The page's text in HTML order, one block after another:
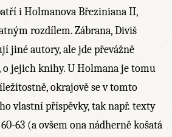
i Holmanova Březiniana II,
rozdílem. Zábrana, Diviš
jiné autory, ale jde převážně
jejich knihy. U Holmana je tomu
okrajově se v tomto
vlastní příspěvky, tak např. texty
63 (a ovšem ona nádherně košatá